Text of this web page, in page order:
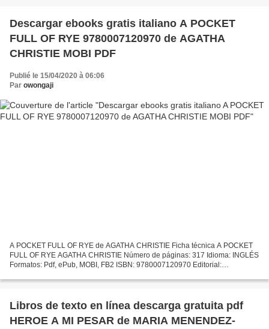
Descargar ebooks gratis italiano A POCKET
FULL OF RYE 9780007120970 de AGATHA
CHRISTIE MOBI PDF
Publié le 15/04/2020 à 06:06
Par owongaji
A POCKET FULL OF RYE de AGATHA CHRISTIE Ficha técnica A POCKET
FULL OF RYE AGATHA CHRISTIE Número de páginas: 317 Idioma: INGLÉS
Formatos: Pdf, ePub, MOBI, FB2 ISBN: 9780007120970 Editorial:
Libros de texto en línea descarga gratuita pdf
HEROE A MI PESAR de MARIA MENENDEZ-